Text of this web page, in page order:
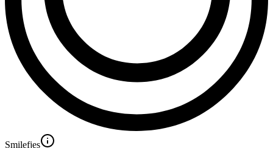
Smilefjes